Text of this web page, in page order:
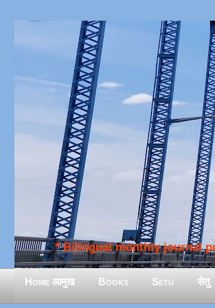
* Bilingual monthly journal
Home आमुख Books Setu सेतु